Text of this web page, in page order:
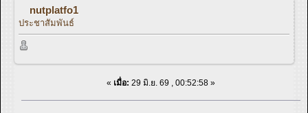
nutplatfo1
ประชาสัมพันธ์
« เมื่อ: 29 มิ.ย. 69 , 00:52:58 »